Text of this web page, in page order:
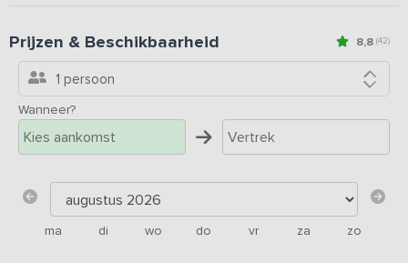
8,8 (42)
Prijzen & Beschikbaarheid
1 persoon
Wanneer?
ma di wo do vr za zo